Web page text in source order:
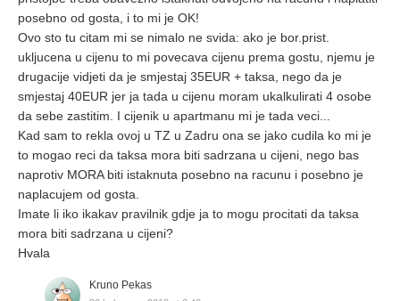
posebno od gosta, i to mi je OK!
Ovo sto tu citam mi se nimalo ne svida: ako je bor.prist.
ukljucena u cijenu to mi povecava cijenu prema gostu, njemu je
drugacije vidjeti da je smjestaj 35EUR + taksa, nego da je
smjestaj 40EUR jer ja tada u cijenu moram ukalkulirati 4 osobe
da sebe zastitim. I cijenik u apartmanu mi je tada veci...
Kad sam to rekla ovoj u TZ u Zadru ona se jako cudila ko mi je
to mogao reci da taksa mora biti sadrzana u cijeni, nego bas
naprotiv MORA biti istaknuta posebno na racunu i posebno je
naplacujem od gosta.
Imate li iko ikakav pravilnik gdje ja to mogu procitati da taksa
mora biti sadrzana u cijeni?
Hvala
Kruno Pekas